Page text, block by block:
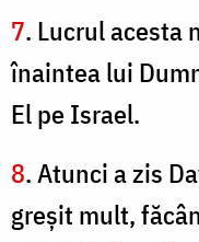
7. Lucrul acesta
înaintea lui
El pe Israel.
8. Atunci a zis
greşit mult,